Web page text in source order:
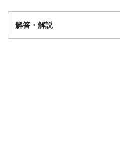
解答・解説